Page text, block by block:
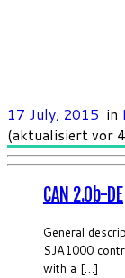
17 July, 2015 in
(aktualisiert vor
CAN 2.0b-DE
General
SJA1000
with a […]